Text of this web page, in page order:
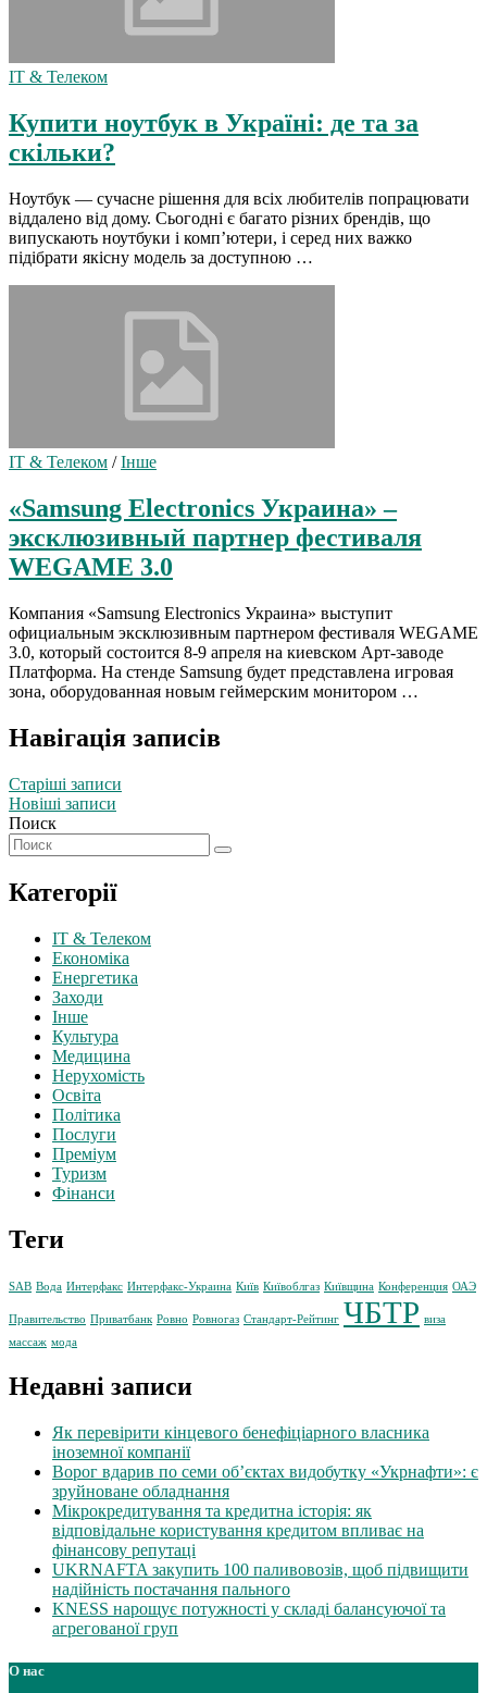
IT & Телеком
Купити ноутбук в Україні: де та за
скільки?
Ноутбук — сучасне рішення для всіх любителів попрацювати
віддалено від дому. Сьогодні є багато різних брендів, що
випускають ноутбуки і комп’ютери, і серед них важко
підібрати якісну модель за доступною …
IT & Телеком /Інше
«Samsung Electronics Украина» –
эксклюзивный партнер фестиваля
WEGAME 3.0
Компания «Samsung Electronics Украина» выступит
официальным эксклюзивным партнером фестиваля WEGAME
3.0, который состоится 8-9 апреля на киевском Арт-заводе
Платформа. На стенде Samsung будет представлена игровая
зона, оборудованная новым геймерским монитором …
Навігація записів
Старіші записи
Новіші записи
Поиск
Категорії
IT & Телеком
Економіка
Енергетика
Заходи
Інше
Культура
Медицина
Нерухомість
Освіта
Політика
Послуги
Преміум
Туризм
Фінанси
Теги
SAB Вода Интерфакс Интерфакс-Украина Київ Київоблгаз Київщина Конференция ОАЭ
Правительство Приватбанк Ровно Ровногаз Стандарт-Рейтинг ЧБТР виза
массаж мода
Недавні записи
Як перевірити кінцевого бенефіціарного власника
іноземної компанії
Ворог вдарив по семи об’єктах видобутку «Укрнафти»: є
зруйноване обладнання
Мікрокредитування та кредитна історія: як
відповідальне користування кредитом впливає на
фінансову репутаці
UKRNAFTA закупить 100 паливовозів, щоб підвищити
надійність постачання пального
KNESS нарощує потужності у складі балансуючої та
агрегованої груп
О нас